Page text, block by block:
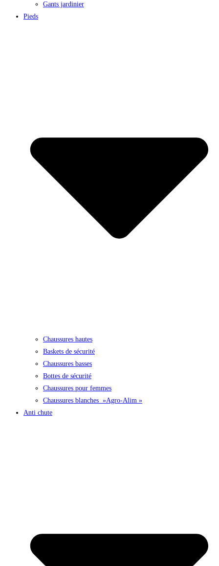
Gants jardinier
Pieds
Chaussures hautes
Baskets de sécurité
Chaussures basses
Bottes de sécurité
Chaussures pour femmes
Chaussures blanches »Agro-Alim »
Anti chute